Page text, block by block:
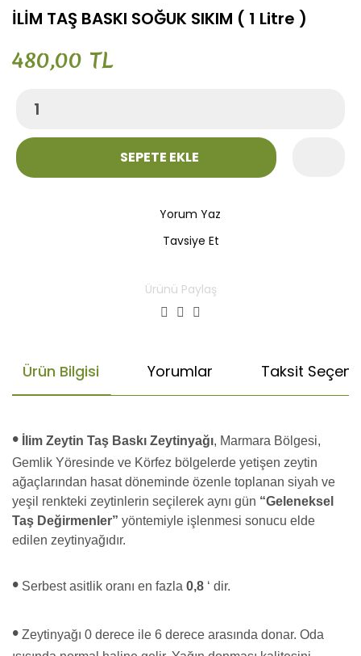
İLİM TAŞ BASKI SOĞUK SIKIM ( 1 Litre )
480,00 TL
SEPETE EKLE
Yorum Yaz
Tavsiye Et
Ürünü Paylaş
Ürün Bilgisi Yorumlar Taksit
• İlim Zeytin Taş Baskı Zeytinyağı, Marmara Bölgesi,
Gemlik Yöresinde ve Körfez bölgelerde yetişen zeytin
ağaçlarından hasat döneminde özenle toplanan siyah ve
yeşil renkteki zeytinlerin seçilerek aynı gün “Geleneksel
Taş Değirmenler” yöntemiyle işlenmesi sonucu elde
edilen zeytinyağıdır.
• Serbest asitlik oranı en fazla 0,8 ‘ dir.
• Zeytinyağı 0 derece ile 6 derece arasında donar. Oda